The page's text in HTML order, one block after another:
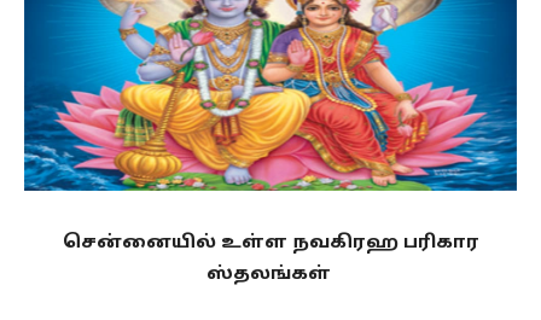
சென்னையில் உள்ள நவகிரஹ பரிகார
ஸ்தலங்கள்